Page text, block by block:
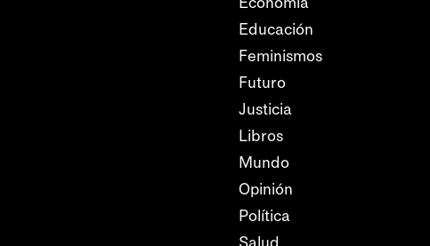
Educación
Feminismos
Futuro
Justicia
Libros
Mundo
Opinión
Política